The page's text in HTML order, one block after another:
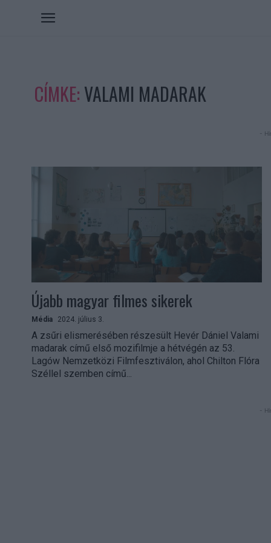
CÍMKE: VALAMI MADARAK
-
Újabb magyar filmes sikerek
Média 2024. július 3.
A zsűri elismerésében részesült Hevér Dániel Valami
madarak című első mozifilmje a hétvégén az 53.
Lagów Nemzetközi Filmfesztiválon, ahol Chilton Flóra
Széllel szemben című...
-